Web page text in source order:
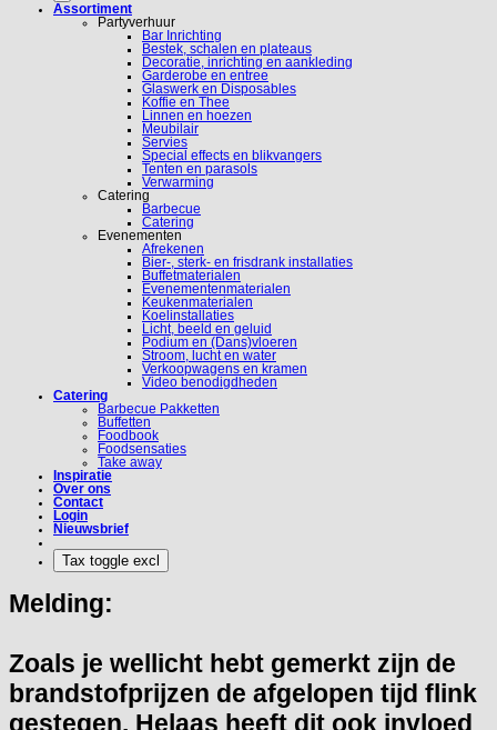
Assortiment
Partyverhuur
Bar Inrichting
Bestek, schalen en plateaus
Decoratie, inrichting en aankleding
Garderobe en entree
Glaswerk en Disposables
Koffie en Thee
Linnen en hoezen
Meubilair
Servies
Special effects en blikvangers
Tenten en parasols
Verwarming
Catering
Barbecue
Catering
Evenementen
Afrekenen
Bier-, sterk- en frisdrank installaties
Buffetmaterialen
Evenementenmaterialen
Keukenmaterialen
Koelinstallaties
Licht, beeld en geluid
Podium en (Dans)vloeren
Stroom, lucht en water
Verkoopwagens en kramen
Video benodigdheden
Catering
Barbecue Pakketten
Buffetten
Foodbook
Foodsensaties
Take away
Inspiratie
Over ons
Contact
Login
Nieuwsbrief
Melding:
Zoals je wellicht hebt gemerkt zijn de
brandstofprijzen de afgelopen tijd flink
gestegen. Helaas heeft dit ook invloed